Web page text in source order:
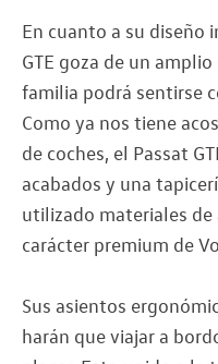
En cuanto a su diseño
GTE goza de un
familia podrá sentirse
Como ya nos tiene
de coches, el Passat
acabados y una
utilizado materiales
carácter premium de
Sus asientos
harán que viajar a